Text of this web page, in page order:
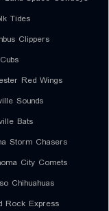
Tides
Clippers
Red Wings
Sounds
Bats
Storm Chasers
City Comets
Chihuahuas
Rock Express